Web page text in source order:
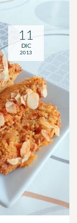
11
DIC
2013